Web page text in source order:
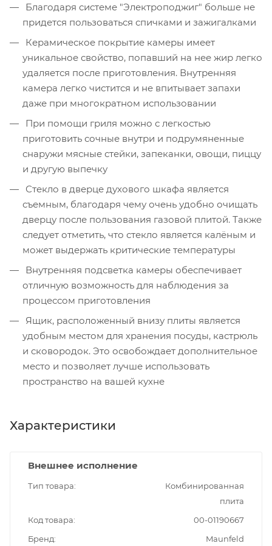
Благодаря системе "Электроподжиг" больше не
придется пользоваться спичками и зажигалками
Керамическое покрытие камеры имеет
уникальное свойство, попавший на нее жир легко
удаляется после приготовления. Внутренняя
камера легко чистится и не впитывает запахи
даже при многократном использовании
При помощи гриля можно с легкостью
приготовить сочные внутри и подрумяненные
снаружи мясные стейки, запеканки, овощи, пиццу
и другую выпечку
Стекло в дверце духового шкафа является
съемным, благодаря чему очень удобно очищать
дверцу после пользования газовой плитой. Также
следует отметить, что стекло является калёным и
может выдержать критические температуры
Внутренняя подсветка камеры обеспечивает
отличную возможность для наблюдения за
процессом приготовления
Ящик, расположенный внизу плиты является
удобным местом для хранения посуды, кастрюль
и сковородок. Это освобождает дополнительное
место и позволяет лучше использовать
пространство на вашей кухне
Характеристики
Внешнее исполнение
Тип товара
Комбинированная
плита
Код товара
00-01190667
Бренд
Maunfeld